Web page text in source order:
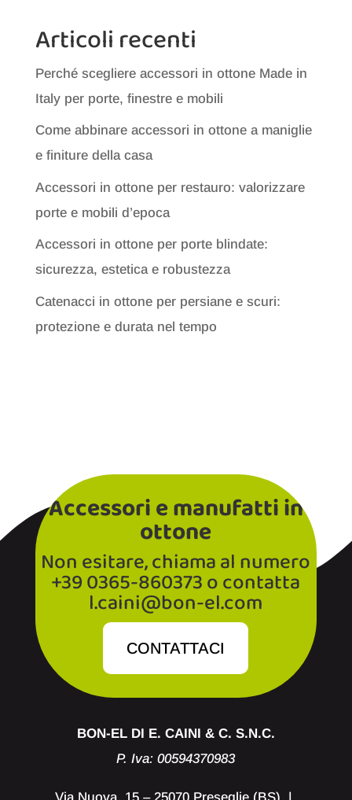
Articoli recenti
Perché scegliere accessori in ottone Made in
Italy per porte, finestre e mobili
Come abbinare accessori in ottone a maniglie
e finiture della casa
Accessori in ottone per restauro: valorizzare
porte e mobili d’epoca
Accessori in ottone per porte blindate:
sicurezza, estetica e robustezza
Catenacci in ottone per persiane e scuri:
protezione e durata nel tempo
Accessori e manufatti in
ottone
Non esitare, chiama al numero
+39 0365-860373 o contatta
l.caini@bon-el.com
CONTATTACI
BON-EL DI E. CAINI & C. S.N.C.
P. Iva: 00594370983